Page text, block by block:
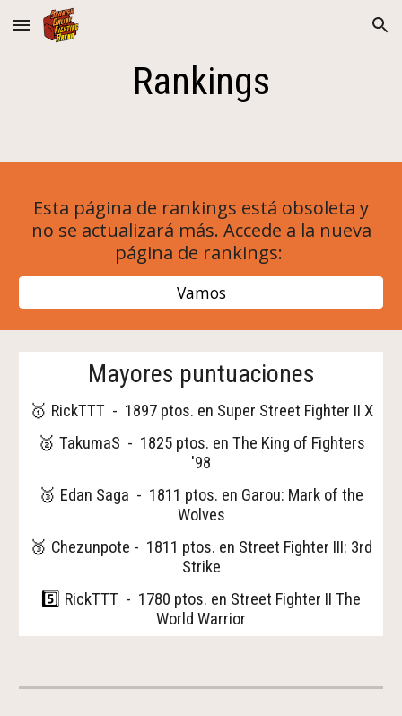
Skip to main content Skip to navigation
Rankings
Esta página de rankings está obsoleta y
no se actualizará más. Accede a la nueva
página de rankings:
Vamos
Mayores puntuaciones
🥇 RickTTT - 1897 ptos. en Super Street Fighter II X
🥈 TakumaS - 1825ptos. en The King of Fighters
'98
🥉 Edan Saga - 1811 ptos. en Garou: Mark of the
Wolves
🥉 Chezunpote - 1811 ptos. en Street Fighter III: 3rd
Strike
5️⃣ RickTTT - 1780 ptos. en Street Fighter II The
World Warrior